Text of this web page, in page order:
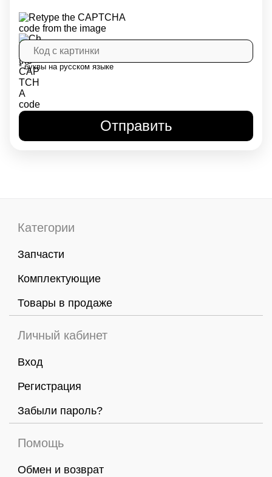
* буквы на русском языке
Категории
Запчасти
Комплектующие
Товары в продаже
Личный кабинет
Вход
Регистрация
Забыли пароль?
Помощь
Обмен и возврат